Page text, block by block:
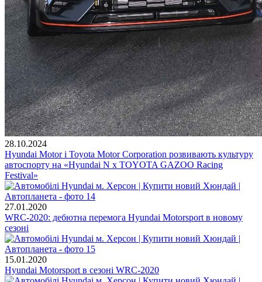
28.10.2024
Hyundai Motor і Toyota Motor Corporation розвивають культуру
автоспорту на «Hyundai N x TOYOTA GAZOO Racing
Festival»
27.01.2020
WRC-2020: дебютна перемога Hyundai Motorsport в новому
сезоні
15.01.2020
Hyundai Motorsport в сезоні WRC-2020